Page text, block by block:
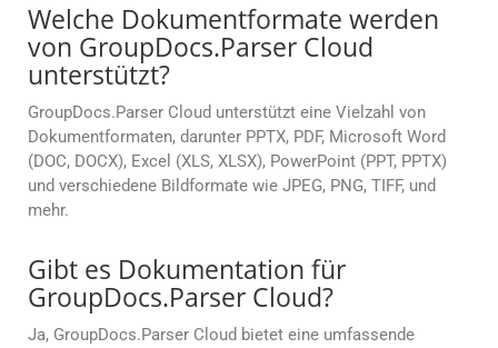
Welche Dokumentformate werden
von GroupDocs.Parser Cloud
unterstützt?
GroupDocs.Parser Cloud unterstützt eine Vielzahl von
Dokumentformaten, darunter PPTX, PDF, Microsoft Word
(DOC, DOCX), Excel (XLS, XLSX), PowerPoint (PPT, PPTX)
und verschiedene Bildformate wie JPEG, PNG, TIFF, und
mehr.
Gibt es Dokumentation für
GroupDocs.Parser Cloud?
Ja, GroupDocs.Parser Cloud bietet eine umfassende